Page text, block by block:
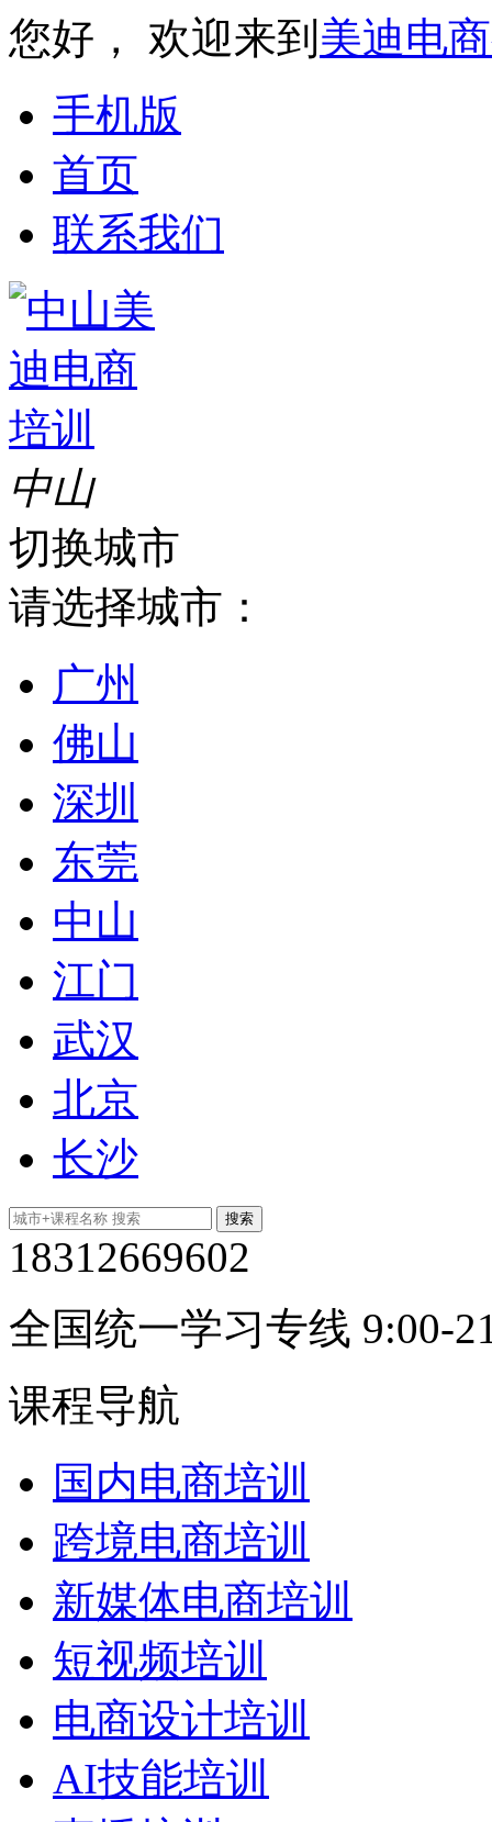
您好， 欢迎来到 美迪电
手机版
首页
联系我们
中山
切换城市
请选择城市：
广州
佛山
深圳
东莞
中山
江门
武汉
北京
长沙
18312669602
全国统一学习专线 9:00-
课程导航
国内电商培训
跨境电商培训
新媒体电商培训
短视频培训
电商设计培训
AI技能培训